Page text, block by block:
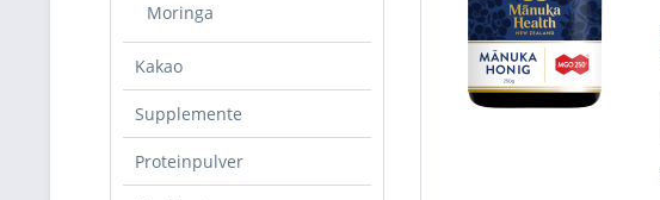
Moringa
Kakao
Supplemente
Proteinpulver